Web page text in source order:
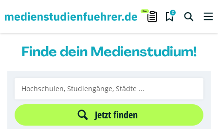
0
Finde dein Medienstudium!
Jetzt finden